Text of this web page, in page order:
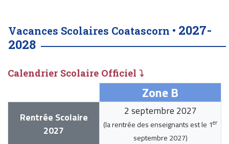
Vacances Scolaires Coatascorn • 2027-
2028
Calendrier Scolaire Officiel ⤵
Zone B
Rentrée Scolaire
2027
2 septembre 2027
(la rentrée des enseignants est le 1er
septembre 2027)